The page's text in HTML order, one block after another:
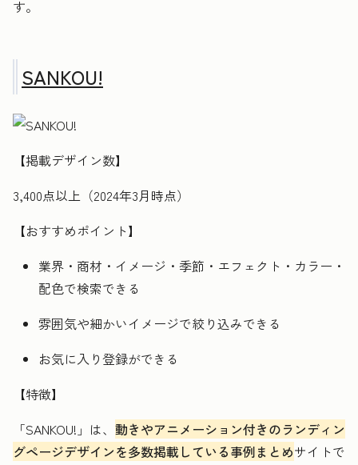
す。
SANKOU!
【掲載デザイン数】
3,400点以上（2024年3月時点）
【おすすめポイント】
業界・商材・イメージ・季節・エフェクト・カラー・
配色で検索できる
雰囲気や細かいイメージで絞り込みできる
お気に入り登録ができる
【特徴】
「SANKOU!」は、 動きやアニメーション付きのランディン
グページデザインを多数掲載している事例まとめサイトで